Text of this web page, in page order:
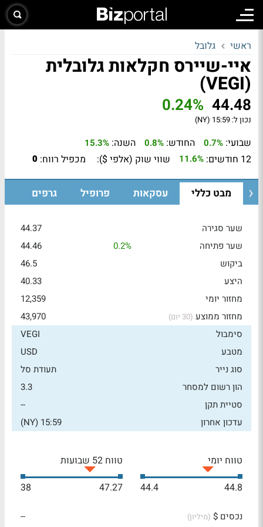
ראשי גלובל
איי-שיירס חקלאות גלובלית
(VEGI)
44.48
0.24%
נכון ל: 15:59 (NY)
שבועי: 0.7% החודש: 0.8% השנה: 15.3%
12 חודשים: 11.6% שווי שוק (אלפי $): מכפיל רווח: 0
מבט כללי עסקאות פרופיל גרפים
שער סגירה
44.37
שער פתיחה
0.2%
44.46
ביקוש
46.5
היצע
40.33
מחזור יומי
12,359
מחזור ממוצע (30 יום)
43,970
סימבול
VEGI
מטבע
USD
סוג נייר
תעודת סל
הון רשום למסחר
3.3
סטיית תקן
--
עדכון אחרון
15:59 (NY)
טווח יומי
44.8
44.4
טווח 52 שבועות
47.27
38
נכסים $ (מיליון)
--